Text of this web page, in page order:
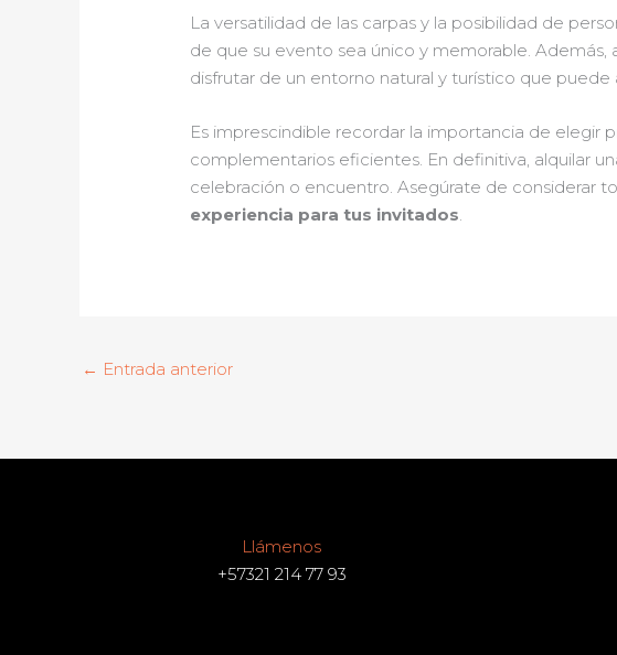
La versatilidad de las carpas y la posibilidad de
de que su evento sea único y memorable. Además,
disfrutar de un entorno natural y turístico que puede
Es imprescindible recordar la importancia de elegir
complementarios eficientes. En definitiva, alquilar
celebración o encuentro. Asegúrate de considerar
experiencia para tus invitados.
← Entrada anterior
Llámenos
+57321 214 77 93